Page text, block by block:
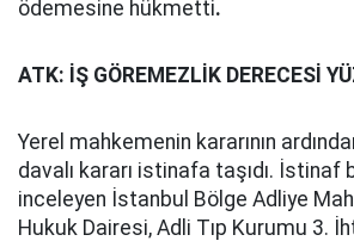
ödemesine hükmetti.
ATK: İŞ GÖREMEZLİK DERECESİ
Yerel mahkemenin kararının
davalı kararı istinafa taşıdı. İstinaf
inceleyen İstanbul Bölge Adliye
Hukuk Dairesi, Adli Tıp Kurumu 3.